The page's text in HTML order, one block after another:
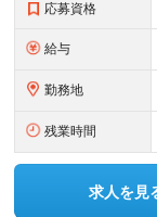
応募資格
給与
勤務地
残業時間
求人を見